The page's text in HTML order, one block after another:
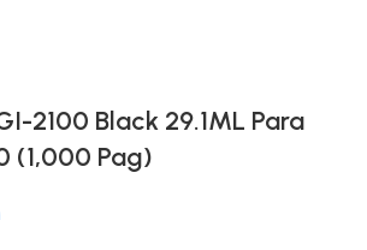
2100 Black 29.1ML Para
(1,000 Pag)